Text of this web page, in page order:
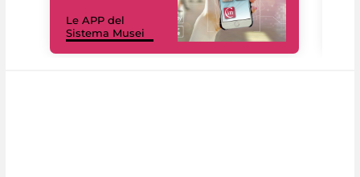
Le APP del
Sistema Musei